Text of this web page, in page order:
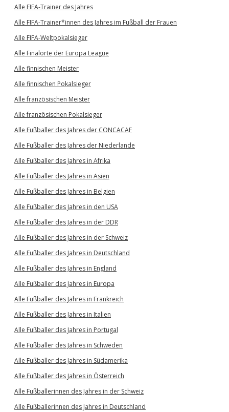
Alle FIFA-Trainer des Jahres
Alle FIFA-Trainer*innen des Jahres im Fußball der Frauen
Alle FIFA-Weltpokalsieger
Alle Finalorte der Europa League
Alle finnischen Meister
Alle finnischen Pokalsieger
Alle französischen Meister
Alle französischen Pokalsieger
Alle Fußballer des Jahres der CONCACAF
Alle Fußballer des Jahres der Niederlande
Alle Fußballer des Jahres in Afrika
Alle Fußballer des Jahres in Asien
Alle Fußballer des Jahres in Belgien
Alle Fußballer des Jahres in den USA
Alle Fußballer des Jahres in der DDR
Alle Fußballer des Jahres in der Schweiz
Alle Fußballer des Jahres in Deutschland
Alle Fußballer des Jahres in England
Alle Fußballer des Jahres in Europa
Alle Fußballer des Jahres in Frankreich
Alle Fußballer des Jahres in Italien
Alle Fußballer des Jahres in Portugal
Alle Fußballer des Jahres in Schweden
Alle Fußballer des Jahres in Südamerika
Alle Fußballer des Jahres in Österreich
Alle Fußballerinnen des Jahres in der Schweiz
Alle Fußballerinnen des Jahres in Deutschland